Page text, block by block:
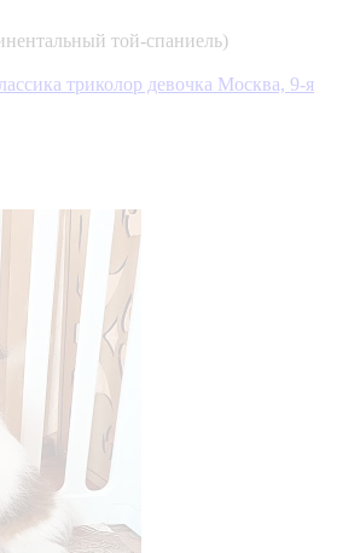
той-спаниель)
триколор девочка Москва, 9-я